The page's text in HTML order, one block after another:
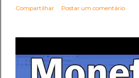
Compartilhar Postar um comentário